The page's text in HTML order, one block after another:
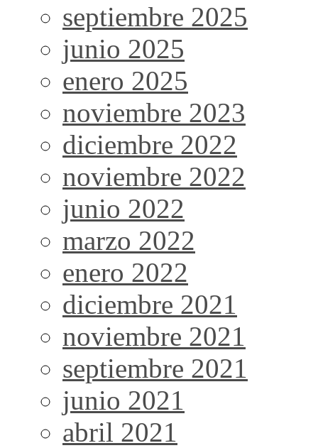
septiembre 2025
junio 2025
enero 2025
noviembre 2023
diciembre 2022
noviembre 2022
junio 2022
marzo 2022
enero 2022
diciembre 2021
noviembre 2021
septiembre 2021
junio 2021
abril 2021